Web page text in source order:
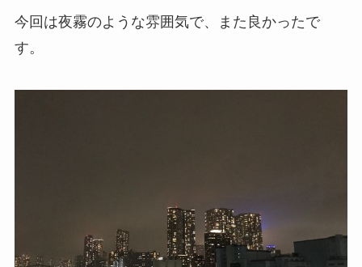
今回は夜霧のような雰囲気で、また良かったで
す。